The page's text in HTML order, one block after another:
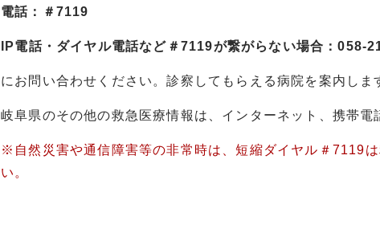
電話：＃7119
IP電話・ダイヤル電話など＃7119が繋がらない場合：058-
にお問い合わせください。診察してもらえる病院を案内しま
岐阜県のその他の救急医療情報は、インターネット、携帯電
※自然災害や通信障害等の非常時は、短縮ダイヤル＃7119
い。